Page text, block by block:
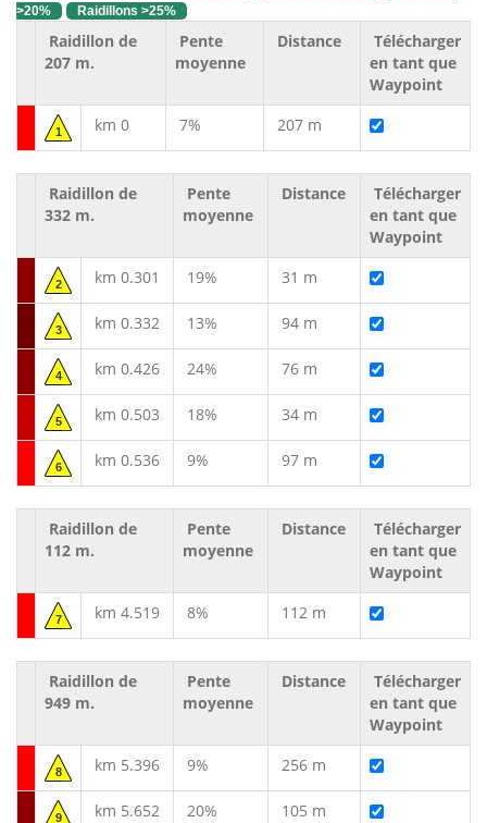
>20%
Raidillons >25%
Raidillon de
207 m.
Pente
moyenne
Distance
Télécharger
en tant que
Waypoint
1 km 0 7% 207 m
Raidillon de
332 m.
Pente
moyenne
Distance
Télécharger
en tant que
Waypoint
2 km 0.301 19% 31 m
3 km 0.332 13% 94 m
4 km 0.426 24% 76 m
5 km 0.503 18% 34 m
6 km 0.536 9% 97 m
Raidillon de
112 m.
Pente
moyenne
Distance
Télécharger
en tant que
Waypoint
7 km 4.519 8% 112 m
Raidillon de
949 m.
Pente
moyenne
Distance
Télécharger
en tant que
Waypoint
8 km 5.396 9% 256 m
9 km 5.652 20% 105 m